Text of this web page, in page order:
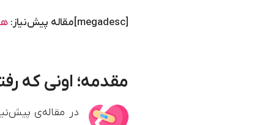
[megadesc]مقاله پیش‌نیاز:
مقدمه؛ اونی که
در مقاله‌ی